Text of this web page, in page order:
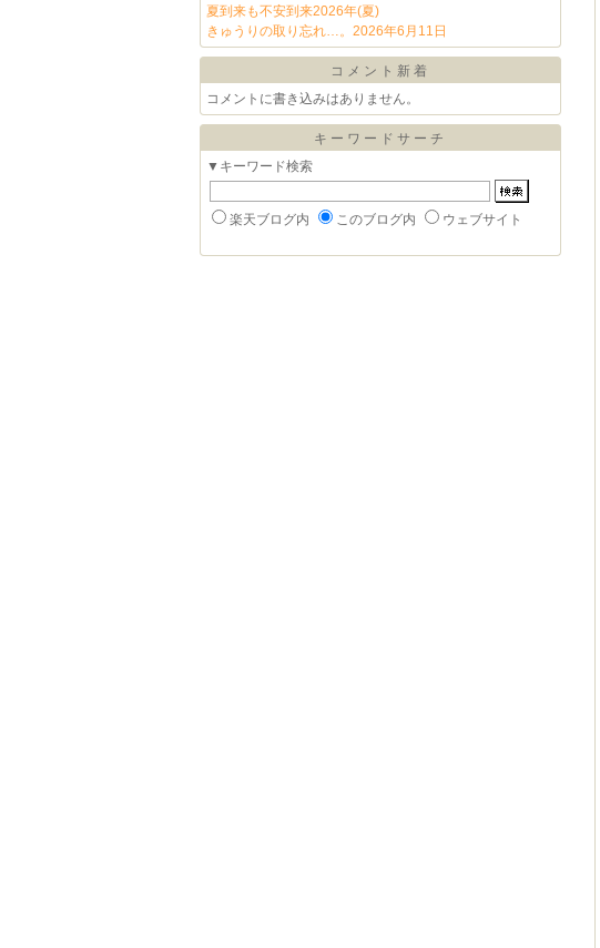
夏到来も不安到来2026年(夏)
きゅうりの取り忘れ…。2026年6月11日
コメント新着
コメントに書き込みはありません。
キーワードサーチ
▼キーワード検索
楽天ブログ内 このブログ内 ウェブサイト